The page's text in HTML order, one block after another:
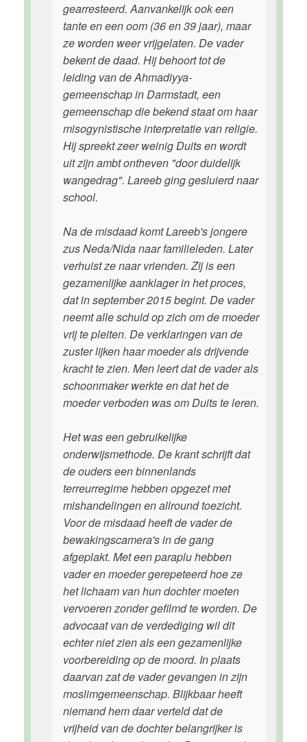
gearresteerd. Aanvankelijk ook een
tante en een oom (36 en 39 jaar), maar
ze worden weer vrijgelaten. De vader
bekent de daad. Hij behoort tot de
leiding van de Ahmadiyya-
gemeenschap in Darmstadt, een
gemeenschap die bekend staat om haar
misogynistische interpretatie van religie.
Hij spreekt zeer weinig Duits en wordt
uit zijn ambt ontheven "door duidelijk
wangedrag". Lareeb ging gesluierd naar
school.
Na de misdaad komt Lareeb's jongere
zus Neda/Nida naar familieleden. Later
verhuist ze naar vrienden. Zij is een
gezamenlijke aanklager in het proces,
dat in september 2015 begint. De vader
neemt alle schuld op zich om de moeder
vrij te pleiten. De verklaringen van de
zuster lijken haar moeder als drijvende
kracht te zien. Men leert dat de vader als
schoonmaker werkte en dat het de
moeder verboden was om Duits te leren.
Het was een gebruikelijke
onderwijsmethode. De krant schrijft dat
de ouders een binnenlands
terreurregime hebben opgezet met
mishandelingen en allround toezicht.
Voor de misdaad heeft de vader de
bewakingscamera's in de gang
afgeplakt. Met een paraplu hebben
vader en moeder gerepeteerd hoe ze
het lichaam van hun dochter moeten
vervoeren zonder gefilmd te worden. De
advocaat van de verdediging wil dit
echter niet zien als een gezamenlijke
voorbereiding op de moord. In plaats
daarvan zat de vader gevangen in zijn
moslimgemeenschap. Blijkbaar heeft
niemand hem daar verteld dat de
vrijheid van de dochter belangrijker is